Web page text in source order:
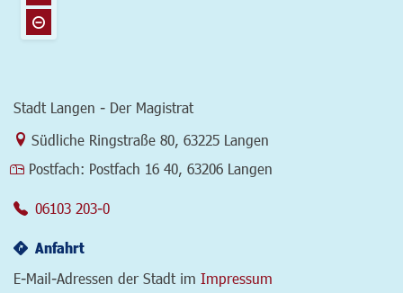
Stadt Langen - Der Magistrat
Link zur Google-Maps Navigation
Südliche Ringstraße 80 63225 Langen
Postfach: Postfach 16 40, 63206 Langen
06103 203-0
Anfahrt
E-Mail-Adressen der Stadt im Impressum